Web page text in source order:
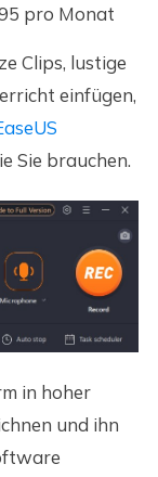
pro Monat
Clips, lustige
einfügen,
Sie brauchen.
in hoher
und ihn